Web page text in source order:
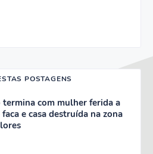
POSTAGENS
termina com mulher ferida a
e casa destruída na zona